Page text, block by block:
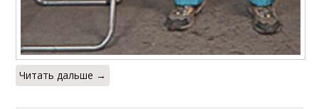
Читать дальше →